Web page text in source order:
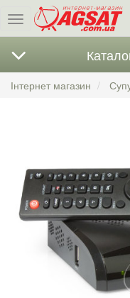
Меню
Інтернет магазин